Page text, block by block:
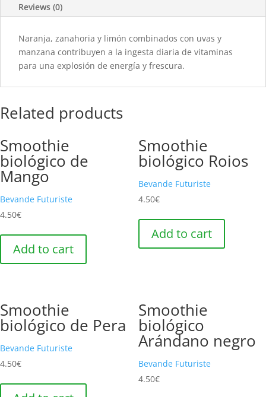
Reviews (0)
Naranja, zanahoria y limón combinados con uvas y
manzana contribuyen a la ingesta diaria de vitaminas
para una explosión de energía y frescura.
Related products
Smoothie
biológico de
Mango
Bevande Futuriste
4.50€
Add to cart
Smoothie
biológico Roios
Bevande Futuriste
4.50€
Add to cart
Smoothie
biológico de Pera
Bevande Futuriste
4.50€
Smoothie
biológico
Arándano negro
Bevande Futuriste
4.50€